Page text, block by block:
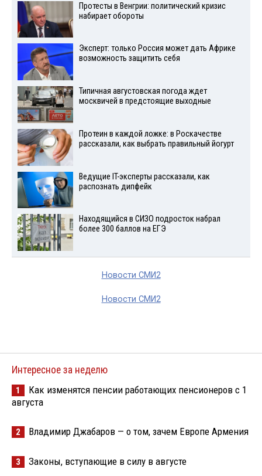
Протесты в Венгрии: политический кризис
набирает обороты
Эксперт: только Россия может дать Африке
возможность защитить себя
Типичная августовская погода ждет
москвичей в предстоящие выходные
Протеин в каждой ложке: в Роскачестве
рассказали, как выбрать правильный йогурт
Ведущие IT-эксперты рассказали, как
распознать дипфейк
Находящийся в СИЗО подросток набрал
более 300 баллов на ЕГЭ
Новости СМИ2
Новости СМИ2
Интересное за неделю
1
Как изменятся пенсии работающих пенсионеров с 1
августа
2 Владимир Джабаров — о том, зачем Европе Армения
3 Законы, вступающие в силу в августе